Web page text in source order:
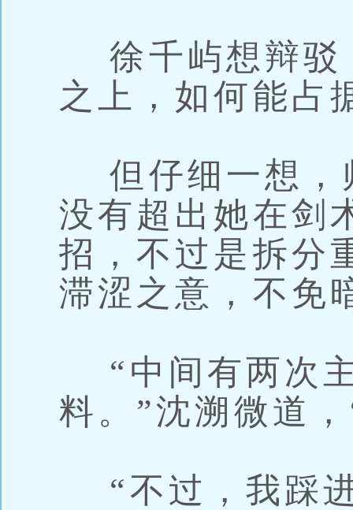
徐千屿想辩驳
之上，如何能占
但仔细一想，
没有超出她在剑
招，不过是拆分
滞涩之意，不免
“中间有两次
料。”沈溯微道
“不过，我踩